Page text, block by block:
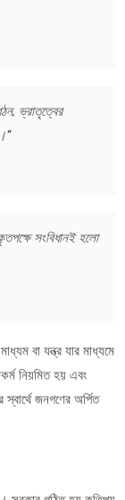
ভ্রাতৃত্বের
সংবিধানই হলো
বা যন্ত্র যার মাধ্যমে
নিয়মিত হয় এবং
জনগণের অর্পিত